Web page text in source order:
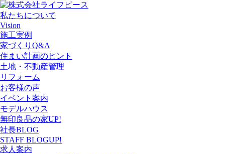
私たちについて
Vision
施工実例
家づくりQ&A
住まい計画のヒント
土地・不動産管理
リフォーム
お客様の声
イベント案内
モデルハウス
無印良品の家UP!
社長BLOG
STAFF BLOGUP!
求人案内